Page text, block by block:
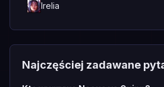
Irelia
Najczęściej zadawane